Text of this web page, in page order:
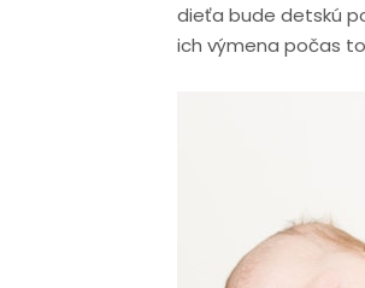
dieťa bude detskú
ich výmena počas